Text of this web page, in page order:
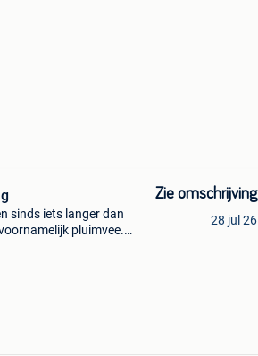
sinds iets langer dan
pluimvee.
Zie omschrijving
28 jul 26